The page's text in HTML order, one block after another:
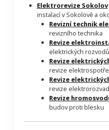
Elektrorevize Sokolov
instalací v Sokolově a
Revizní technik
revizního technika
Revize
elektrických rozvodů
Revize
revize
Revize
revize
Revize
budov proti blesku